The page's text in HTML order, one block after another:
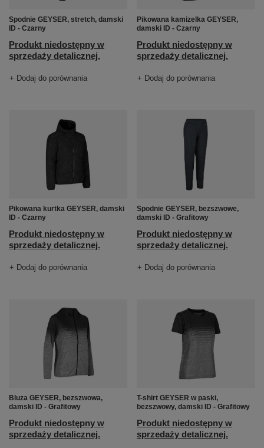
Spodnie GEYSER, stretch, damski
ID - Czarny
Produkt niedostępny w
sprzedaży detalicznej.
+ Dodaj do porównania
Pikowana kamizelka GEYSER,
damski ID - Czarny
Produkt niedostępny w
sprzedaży detalicznej.
+ Dodaj do porównania
Pikowana kurtka GEYSER, damski
ID - Czarny
Produkt niedostępny w
sprzedaży detalicznej.
+ Dodaj do porównania
Spodnie GEYSER, bezszwowe,
damski ID - Grafitowy
Produkt niedostępny w
sprzedaży detalicznej.
+ Dodaj do porównania
Bluza GEYSER, bezszwowa,
damski ID - Grafitowy
Produkt niedostępny w
sprzedaży detalicznej.
T-shirt GEYSER w paski,
bezszwowy, damski ID - Grafitowy
Produkt niedostępny w
sprzedaży detalicznej.